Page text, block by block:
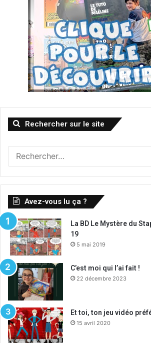
Rechercher sur le site
Avez-vous lu ça ?
La BD Le Mystère du
19
5 mai 2019
C’est moi qui l’ai fait !
22 décembre 2023
Et toi, ton jeu vidéo
15 avril 2020